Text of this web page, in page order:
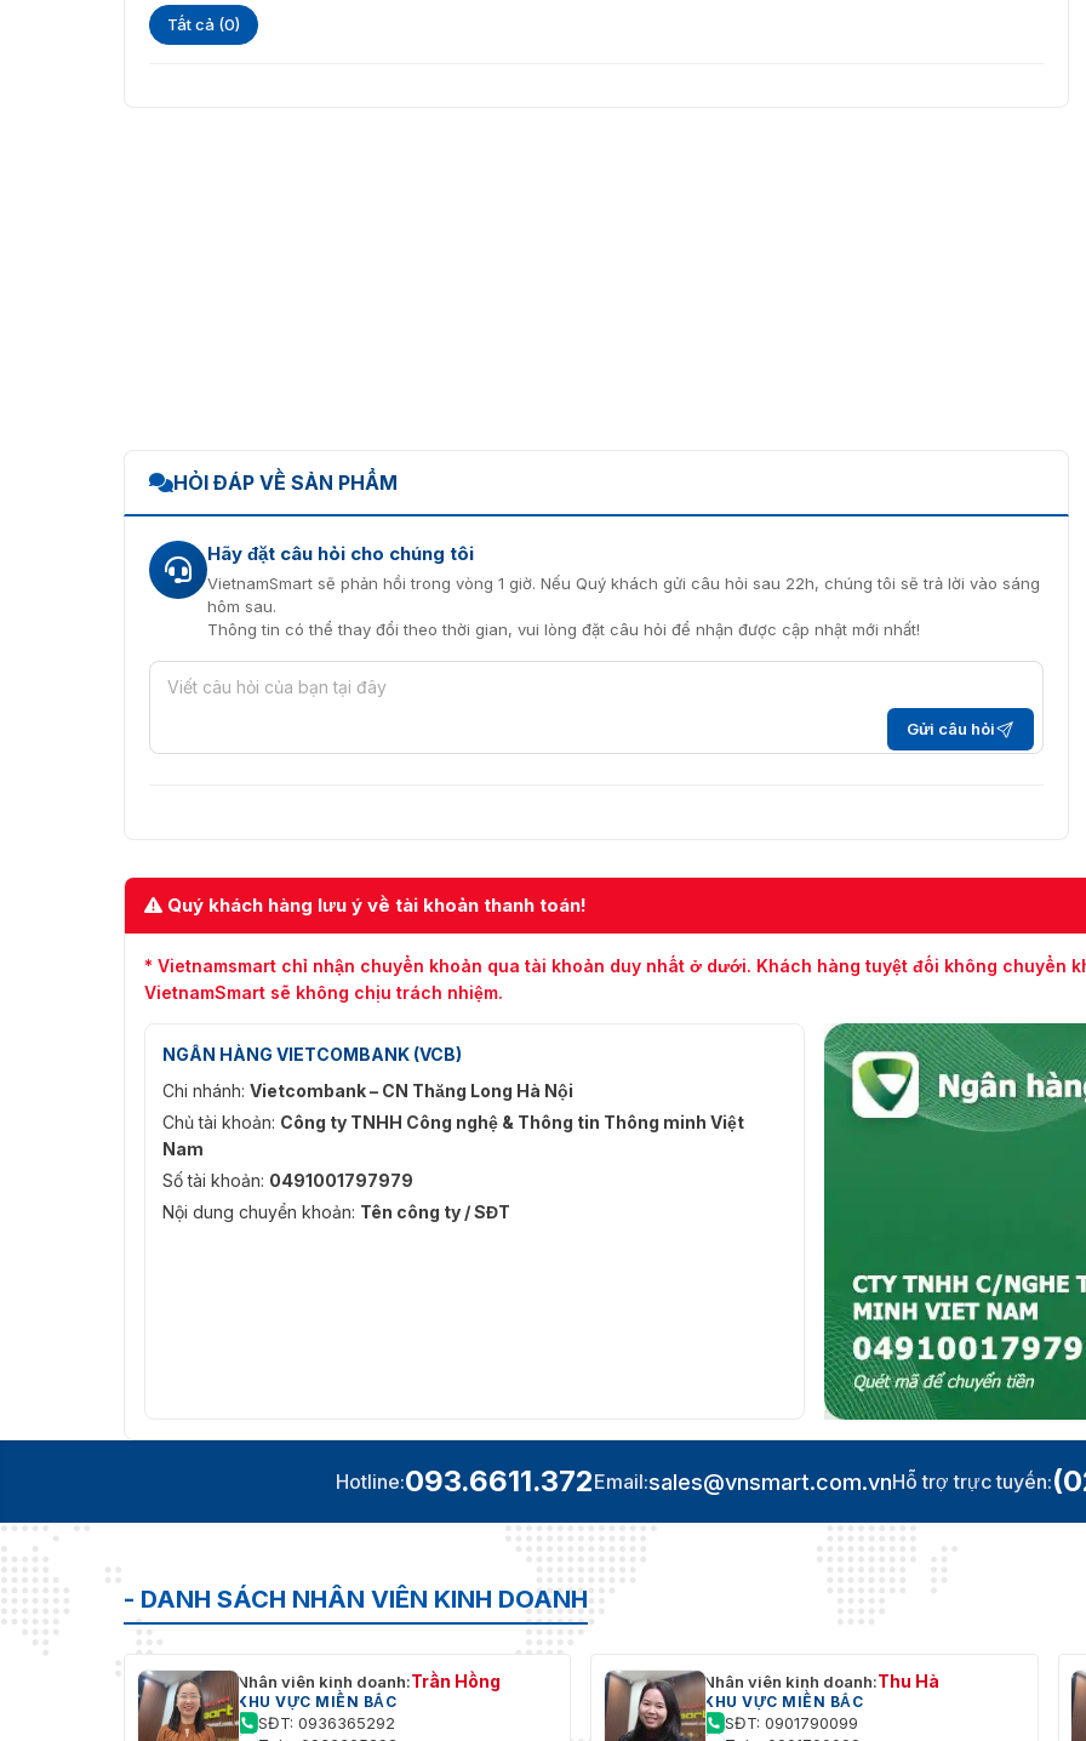
Tất cả (0)
HỎI ĐÁP VỀ SẢN PHẨM
Hãy đặt câu hỏi cho chúng tôi
VietnamSmart sẽ phản hồi trong vòng 1 giờ. Nếu Quý khách gửi câu hỏi sau 22h, chúng tôi sẽ trả lời vào sáng
hôm sau.
Thông tin có thể thay đổi theo thời gian, vui lòng đặt câu hỏi để nhận được cập nhật mới nhất!
Gửi câu hỏi
Quý khách hàng lưu ý về tài khoản thanh toán!
* Vietnamsmart chỉ nhận chuyển khoản qua tài khoản duy nhất ở dưới. Khách hàng tuyệt đối không chuyển
VietnamSmart sẽ không chịu trách nhiệm.
NGÂN HÀNG VIETCOMBANK (VCB)
Chi nhánh: Vietcombank – CN Thăng Long Hà Nội
Chủ tài khoản: Công ty TNHH Công nghệ & Thông tin Thông minh Việt
Nam
Số tài khoản: 0491001797979
Nội dung chuyển khoản: Tên công ty / SĐT
Hotline:093.6611.372Email:sales@vnsmart.com.vnHỗ trợ trực tuyến:
- DANH SÁCH NHÂN VIÊN KINH DOANH
Nhân viên kinh doanh:Trần Hồng
KHU VỰC MIỀN BẮC
SĐT: 0936365292
Nhân viên kinh doanh:Thu Hà
KHU VỰC MIỀN BẮC
SĐT: 0901790099